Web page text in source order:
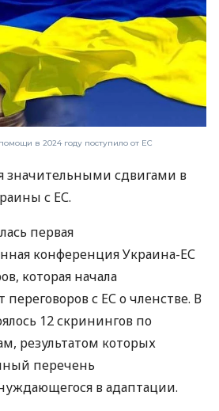
в 2024 году поступило от ЕС
значительными сдвигами в
с ЕС.
первая
конференция Украина-ЕС
которая начала
с ЕС о членстве. В
12 скринингов по
результатом которых
перечень
в адаптации.